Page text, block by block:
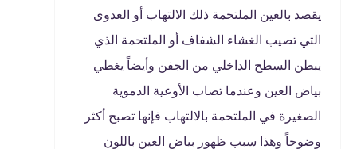
يقصد بالعين الملتحمة ذلك الالتهاب أو العدوى
التي تصيب الغشاء الشفاف أو الملتحمة الذي
يبطن السطح الداخلي من الجفن وأيضاً يغطي
بياض العين وعندما تصاب الأوعية الدموية
الصغيرة في الملتحمة بالالتهاب فإنها تصبح أكثر
وضوحاً وهذا سبب ظهور بياض العين باللون